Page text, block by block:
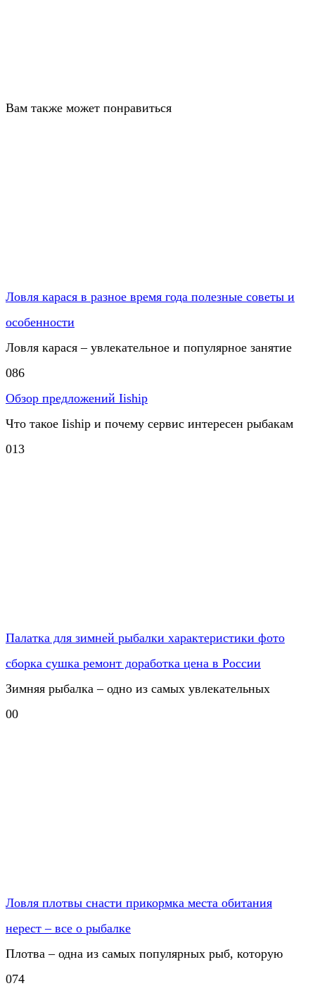
Вам также может понравиться
Ловля карася в разное время года полезные советы и
особенности
Ловля карася – увлекательное и популярное занятие
086
Обзор предложений Iiship
Что такое Iiship и почему сервис интересен рыбакам
013
Палатка для зимней рыбалки характеристики фото
сборка сушка ремонт доработка цена в России
Зимняя рыбалка – одно из самых увлекательных
00
Ловля плотвы снасти прикормка места обитания
нерест – все о рыбалке
Плотва – одна из самых популярных рыб, которую
074